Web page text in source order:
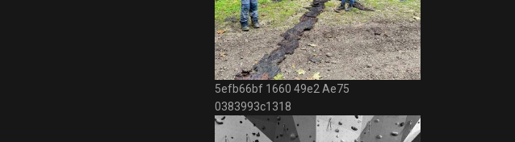
5efb66bf 1660 49e2 Ae75
0383993c1318